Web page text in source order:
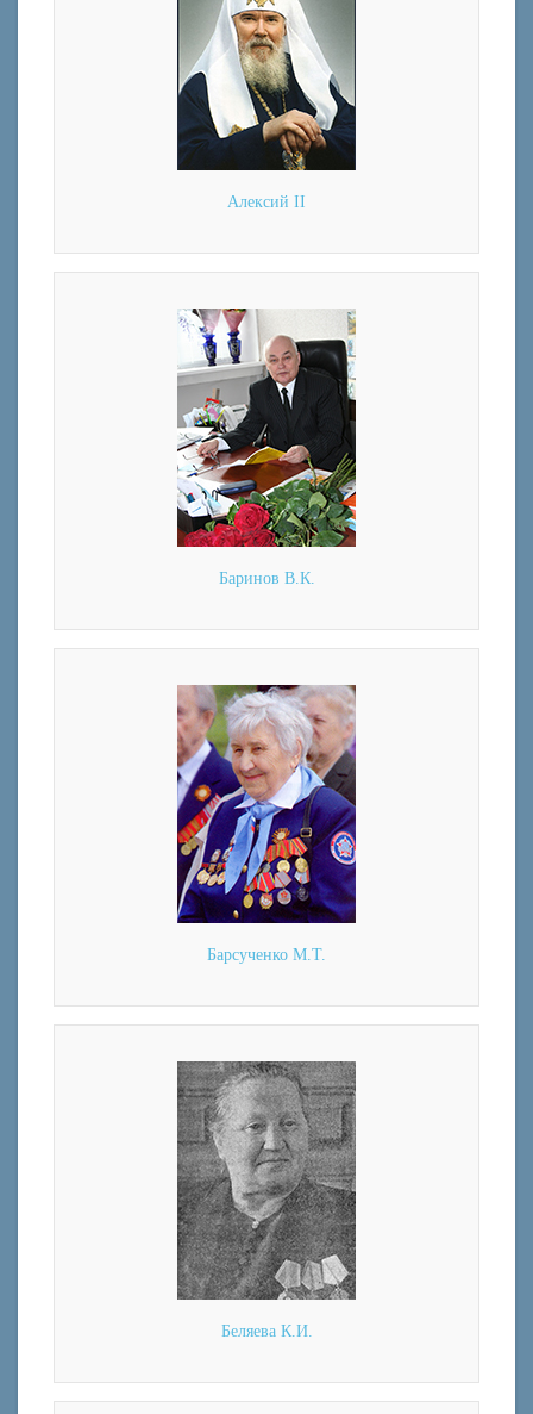
Алексий II
Баринов В.К.
Барсученко М.Т.
Беляева К.И.